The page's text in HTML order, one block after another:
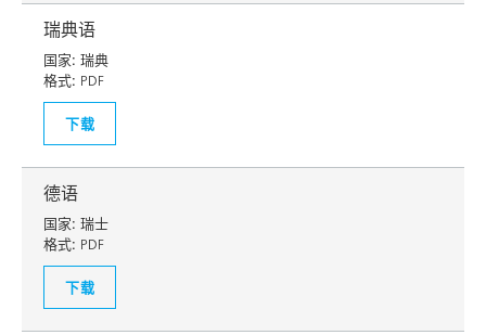
瑞典语
国家: 瑞典
格式: PDF
下载
德语
国家: 瑞士
格式: PDF
下载